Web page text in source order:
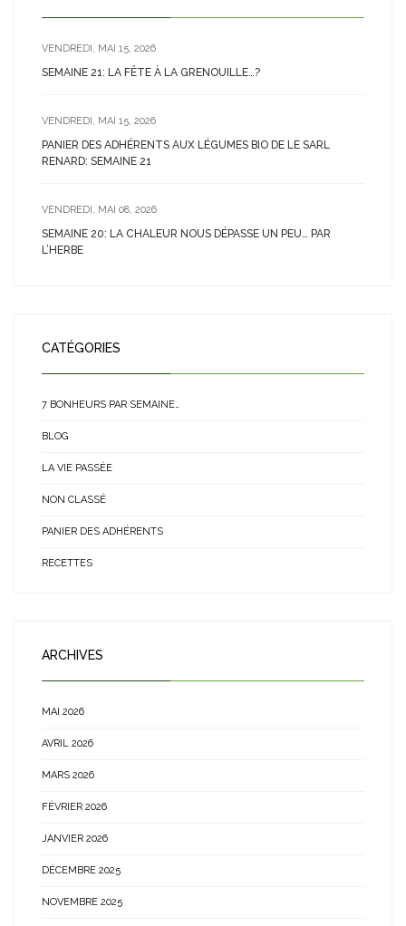
VENDREDI, MAI 15, 2026
SEMAINE 21: LA FÊTE À LA GRENOUILLE…?
VENDREDI, MAI 15, 2026
PANIER DES ADHÉRENTS AUX LÉGUMES BIO DE LE SARL
RENARD: SEMAINE 21
VENDREDI, MAI 08, 2026
SEMAINE 20: LA CHALEUR NOUS DÉPASSE UN PEU… PAR
L’HERBE
CATÉGORIES
7 BONHEURS PAR SEMAINE…
BLOG
LA VIE PASSÉE
NON CLASSÉ
PANIER DES ADHÉRENTS
RECETTES
ARCHIVES
MAI 2026
AVRIL 2026
MARS 2026
FÉVRIER 2026
JANVIER 2026
DÉCEMBRE 2025
NOVEMBRE 2025